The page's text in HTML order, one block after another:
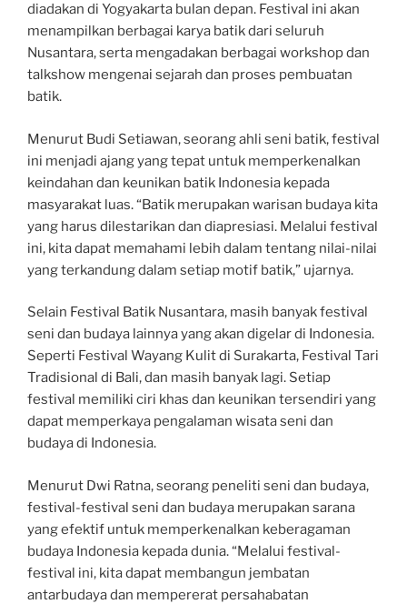
diadakan di Yogyakarta bulan depan. Festival ini akan
menampilkan berbagai karya batik dari seluruh
Nusantara, serta mengadakan berbagai workshop dan
talkshow mengenai sejarah dan proses pembuatan
batik.
Menurut Budi Setiawan, seorang ahli seni batik, festival
ini menjadi ajang yang tepat untuk memperkenalkan
keindahan dan keunikan batik Indonesia kepada
masyarakat luas. “Batik merupakan warisan budaya kita
yang harus dilestarikan dan diapresiasi. Melalui festival
ini, kita dapat memahami lebih dalam tentang nilai-nilai
yang terkandung dalam setiap motif batik,” ujarnya.
Selain Festival Batik Nusantara, masih banyak festival
seni dan budaya lainnya yang akan digelar di Indonesia.
Seperti Festival Wayang Kulit di Surakarta, Festival Tari
Tradisional di Bali, dan masih banyak lagi. Setiap
festival memiliki ciri khas dan keunikan tersendiri yang
dapat memperkaya pengalaman wisata seni dan
budaya di Indonesia.
Menurut Dwi Ratna, seorang peneliti seni dan budaya,
festival-festival seni dan budaya merupakan sarana
yang efektif untuk memperkenalkan keberagaman
budaya Indonesia kepada dunia. “Melalui festival-
festival ini, kita dapat membangun jembatan
antarbudaya dan mempererat persahabatan